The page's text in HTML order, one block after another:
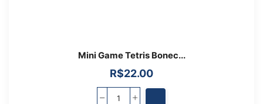
Mini Game Tetris Bonec...
R$22.00